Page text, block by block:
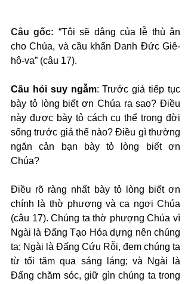
Câu gốc: “Tôi sẽ dâng của lễ thù ân
cho Chúa, và cầu khẩn Danh Đức Giê-
hô-va” (câu 17).
Câu hỏi suy ngẫm: Trước giả tiếp tục
bày tỏ lòng biết ơn Chúa ra sao? Điều
này được bày tỏ cách cụ thể trong đời
sống trước giả thế nào? Điều gì thường
ngăn cản bạn bày tỏ lòng biết ơn
Chúa?
Điều rõ ràng nhất bày tỏ lòng biết ơn
chính là thờ phượng và ca ngợi Chúa
(câu 17). Chúng ta thờ phượng Chúa vì
Ngài là Đấng Tạo Hóa dựng nên chúng
ta; Ngài là Đấng Cứu Rỗi, đem chúng ta
từ tối tăm qua sáng láng; và Ngài là
Đấng chăm sóc, giữ gìn chúng ta trong